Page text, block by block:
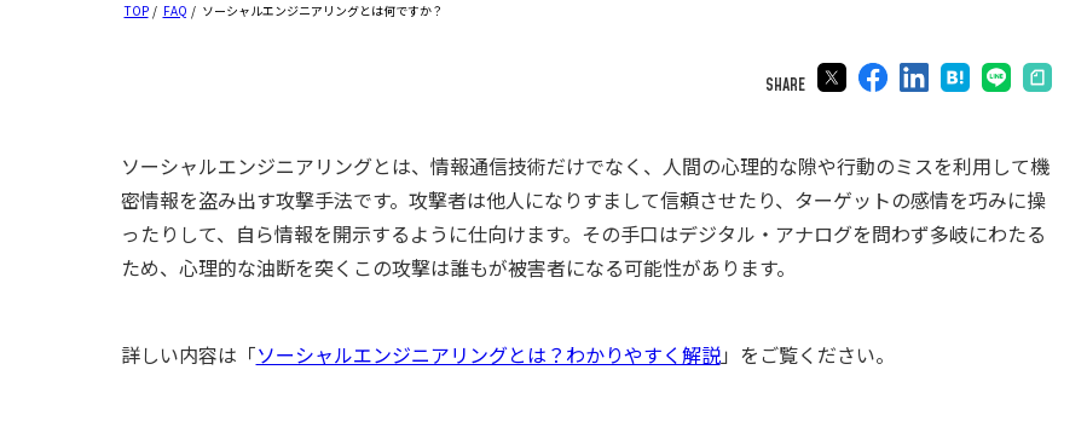
TOP / FAQ / ソーシャルエンジニアリングとは何ですか？
SHARE
ソーシャルエンジニアリングとは、情報通信技術だけでなく、人間の心理的な隙や行動のミスを利用して機
密情報を盗み出す攻撃手法です。攻撃者は他人になりすまして信頼させたり、ターゲットの感情を巧みに操
ったりして、自ら情報を開示するように仕向けます。その手口はデジタル・アナログを問わず多岐にわたる
ため、心理的な油断を突くこの攻撃は誰もが被害者になる可能性があります。
詳しい内容は「ソーシャルエンジニアリングとは？わかりやすく解説」をご覧ください。